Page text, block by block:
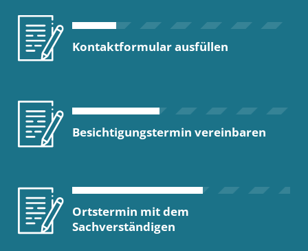
Kontaktformular ausfüllen
Besichtigungstermin vereinbaren
Ortstermin mit dem
Sachverständigen